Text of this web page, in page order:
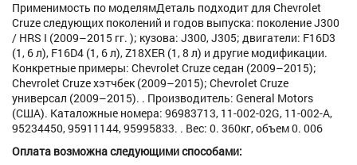
Применимость по моделямДеталь подходит для Chevrolet
Cruze следующих поколений и годов выпуска: поколение J300
/ HRS I (2009–2015 гг. ); кузова: J300, J305; двигатели: F16D3
(1, 6 л), F16D4 (1, 6 л), Z18XER (1, 8 л) и другие модификации.
Конкретные примеры: Chevrolet Cruze седан (2009–2015);
Chevrolet Cruze хэтчбек (2009–2015); Chevrolet Cruze
универсал (2009–2015). . Производитель: General Motors
(США). Каталожные номера: 96983713, 11-002-02G, 11-002-A,
95234450, 95911144, 95995833. . Вес: 0. 360кг, объем 0. 006
Оплата возможна следующими способами: